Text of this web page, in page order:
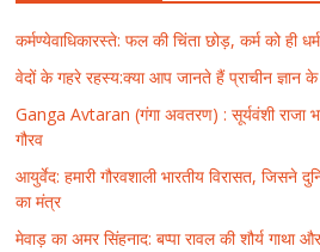
कर्मण्येवाधिकारस्ते: फल की चिंता छोड़, कर्म को ही
वेदों के गहरे रहस्य:क्या आप जानते हैं प्राचीन ज्ञान
Ganga Avtaran (गंगा अवतरण) : सूर्यवंशी राजा
गौरव
आयुर्वेद: हमारी गौरवशाली भारतीय विरासत, जिसने
का मंत्र
मेवाड़ का अमर सिंहनाद: बप्पा रावल की शौर्य गाथा